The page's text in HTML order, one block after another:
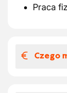
Praca
Czego